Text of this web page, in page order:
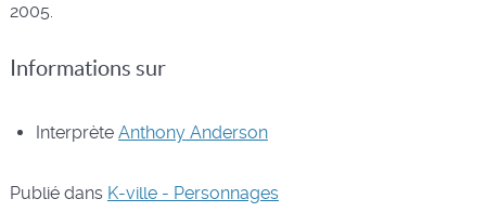
2005.
Informations sur
Interprète Anthony Anderson
Publié dans K-ville - Personnages